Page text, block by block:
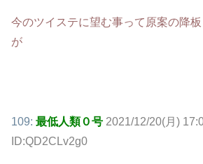
今のツイステに望む事って原案の降
が
109: 最低人類０号 2021/12/20(月)
ID:QD2CLv2g0